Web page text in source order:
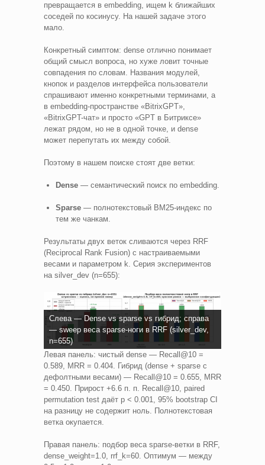
превращается в embedding, ищем k ближайших
соседей по косинусу. На нашей задаче этого
мало.
Конкретный симптом: dense отлично понимает
общий смысл вопроса, но хуже ловит точные
совпадения по словам. Названия модулей,
кнопок и разделов интерфейса пользователи
спрашивают именно конкретными терминами, а
в embedding-пространстве «BitrixGPT»,
«BitrixGPT-чат» и просто «GPT в Битриксе»
лежат рядом, но не в одной точке, и dense
может перепутать их между собой.
Поэтому в нашем поиске стоят две ветки:
Dense — семантический поиск по embedding.
Sparse — полнотекстовый BM25-индекс по
тем же чанкам.
Результаты двух веток сливаются через RRF
(Reciprocal Rank Fusion) с настраиваемыми
весами и параметром k. Серия экспериментов
на silver_dev (n=655):
Слева — Dense vs sparse vs гибрид; справа
— sweep веса sparse-ноги в RRF (silver_dev,
n=655)
Левая панель: чистый dense — Recall@10 =
0.589, MRR = 0.404. Гибрид (dense + sparse с
дефолтными весами) — Recall@10 = 0.655, MRR
= 0.450. Прирост +6.6 п. п. Recall@10, paired
permutation test даёт p < 0.001, 95% bootstrap CI
на разницу не содержит ноль. Полнотекстовая
ветка окупается.
Правая панель: подбор веса sparse-ветки в RRF,
dense_weight=1.0, rrf_k=60. Оптимум — между